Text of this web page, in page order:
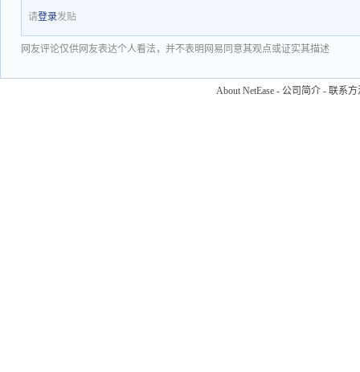
请登录发贴
网友评论仅供网友表达个人看法，并不表明网易同意其观点或证实其描述
About NetEase - 公司简介 - 联系方